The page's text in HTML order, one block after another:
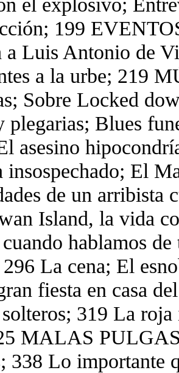
199
a Luis Antonio de
a la urbe; 219
Sobre Locked
plegarias; Blues
asesino
insospechado; El
de un arribista
Island, la vida
hablamos
La cena; El
fiesta en casa
319 La
MALAS
338 Lo importante